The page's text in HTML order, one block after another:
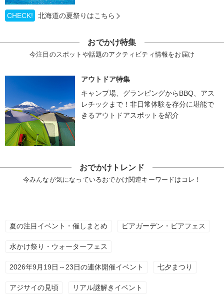
CHECK! 北海道の夏祭りはこちら
おでかけ特集
今注目のスポットや話題のアクティビティ情報をお届け
アウトドア特集
キャンプ場、グランピングからBBQ、アス
レチックまで！非日常体験を存分に堪能で
きるアウトドアスポットを紹介
おでかけトレンド
今みんなが気になっているおでかけ関連キーワードはコレ！
夏の注目イベント・催しまとめ ビアガーデン・ビアフェス
水かけ祭り・ウォーターフェス
2026年9月19日～23日の連休開催イベント 七夕まつり
アジサイの見頃 リアル謎解きイベント